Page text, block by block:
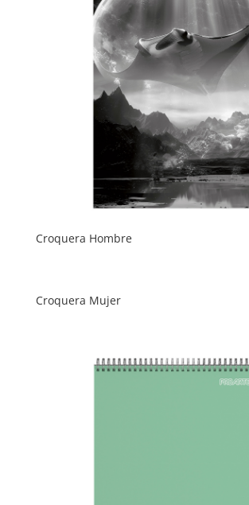
Croquera Hombre
Croquera Mujer